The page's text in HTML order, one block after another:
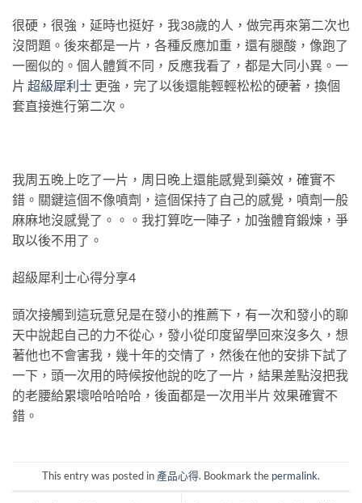
很硬，很強，延時也挺好，我38歲的人，做完再來第二次也
沒問題。後來都是一片，各種反應加重，還有腿酸，像跑了
一圈似的。個人體質不同，反應我看了，都是大同小異。一
片 超級犀利士 更強，完了以後還能輕輕松松的硬著，換個
套直接進行第二次。
我周五晚上吃了一片，周日晚上還能感覺到藥效，確實不
錯。關鍵這個不像噴劑，這個保持了自己的感覺，噴劑一般
麻麻地沒感覺了。。。我打算吃一陣子，加強體育鍛煉，爭
取以後不用了。
超級犀利士心得分享4
頭次接觸到這玩意兒是在發小的推薦下，有一次和發小的聊
天中說起自己的力不從心，發小從印度留學回來沒多久，想
著他也不會害我，幾十年的交情了，然後在他的安排下試了
一下，頭一次用的時候按他說的吃了一片，結果差點沒把我
的老腰給累壞哈哈哈哈，後面都是一次用半片 效果確實不
錯。
This entry was posted in 產品心得. Bookmark the permalink.